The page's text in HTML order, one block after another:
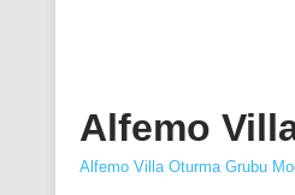
Alfemo
Alfemo Villa Oturma Grubu